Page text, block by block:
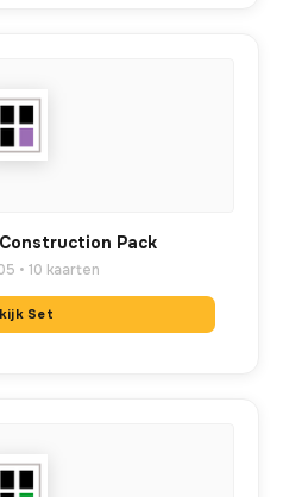
Pack
• 10 kaarten
Set